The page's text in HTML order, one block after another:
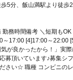
5分、飯山満駅より徒歩
セス可能駅/津田沼駅、
勤務時間備考 ＼短期も
17:00 [4]17:00～22:00
が良かったから！」実
募頂いています♪募集シ
さい☆ 職種 コンビニの